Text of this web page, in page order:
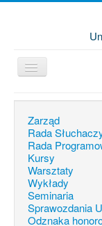
Zarząd
Rada
Rada
Kursy
Warsztaty
Wykłady
Seminaria
Sprawozdania
Odznaka